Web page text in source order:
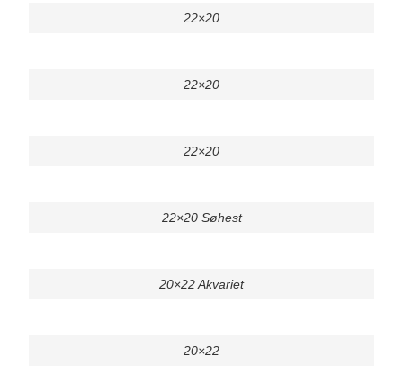
22×20
22×20
22×20
22×20 Søhest
20×22 Akvariet
20×22